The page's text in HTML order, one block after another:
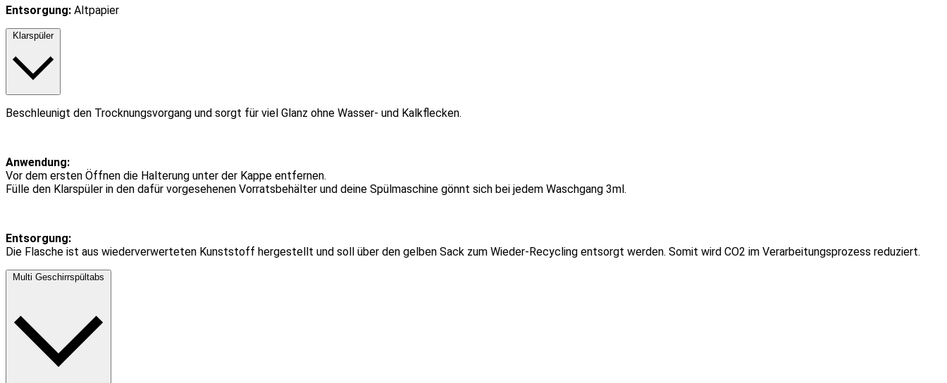
Entsorgung: Altpapier
Klarspüler
Beschleunigt den Trocknungsvorgang und sorgt für viel Glanz ohne Wasser- und Kalkflecken.
Anwendung:
Vor dem ersten Öffnen die Halterung unter der Kappe entfernen.
Fülle den Klarspüler in den dafür vorgesehenen Vorratsbehälter und deine Spülmaschine gönnt sich bei jedem Waschgang 3ml.
Entsorgung:
Die Flasche ist aus wiederverwerteten Kunststoff hergestellt und soll über den gelben Sack zum Wieder-Recycling entsorgt werden. Somit wird CO2 im Verarbeitungsprozess reduziert.
Multi Geschirrspültabs